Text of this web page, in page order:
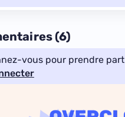
(6)
vous pour prendre